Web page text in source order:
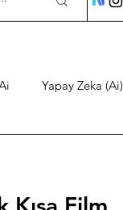
Yapay Zeka (Ai)